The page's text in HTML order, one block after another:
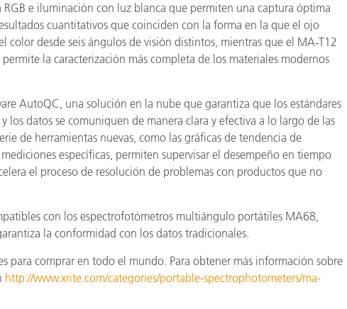
e iluminación con luz blanca que permiten una captura óptima
cuantitativos que coinciden con la forma en la que el ojo
color desde seis ángulos de visión distintos, mientras que el MA‑T12
la caracterización más completa de los materiales modernos
AutoQC, una solución en la nube que garantiza que los estándares
los datos se comuniquen de manera clara y efectiva a lo largo de las
de herramientas nuevas, como las gráficas de tendencia de
específicas, permiten supervisar el desempeño en tiempo
el proceso de resolución de problemas con productos que no
con los espectrofotómetros multiángulo portátiles MA68,
la conformidad con los datos tradicionales.
para comprar en todo el mundo. Para obtener más información sobre
http://www.xrite.com/categories/portable-spectrophotometers/ma-